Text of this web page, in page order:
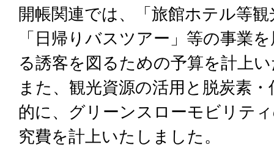
開帳関連では、「旅館ホテル等
「日帰りバスツアー」等の事業
る誘客を図るための予算を計上
また、観光資源の活用と脱炭素
的に、グリーンスローモビリテ
究費を計上いたしました。